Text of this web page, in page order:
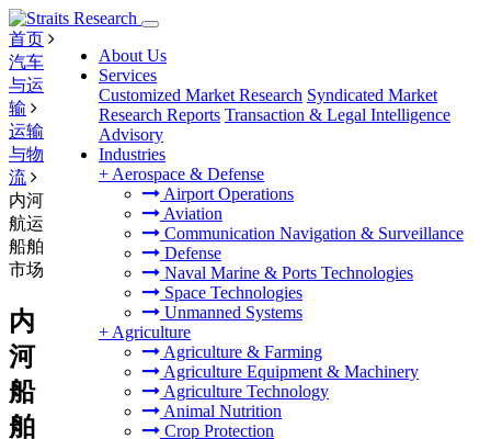
About Us
Services
Customized Market Research Syndicated Market
Research Reports Transaction & Legal Intelligence
Advisory
Industries
+ Aerospace & Defense
Airport Operations
Aviation
Communication Navigation & Surveillance
Defense
Naval Marine & Ports Technologies
Space Technologies
Unmanned Systems
+ Agriculture
Agriculture & Farming
Agriculture Equipment & Machinery
Agriculture Technology
Animal Nutrition
Crop Protection
首页
汽车
与运
输
运输
与物
流
内河
航运
船舶
市场
内
河
船
舶